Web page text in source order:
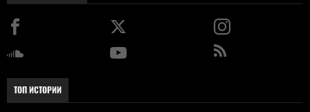
ТОП ИСТОРИИ